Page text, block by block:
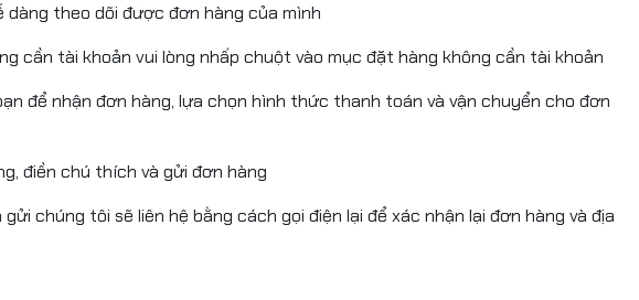
dàng theo dõi được đơn hàng của mình
cần tài khoản vui lòng nhấp chuột vào mục đặt hàng không cần tài khoản
để nhận đơn hàng, lựa chọn hình thức thanh toán và vận chuyển cho đơn
điền chú thích và gửi đơn hàng
chúng tôi sẽ liên hệ bằng cách gọi điện lại để xác nhận lại đơn hàng và địa